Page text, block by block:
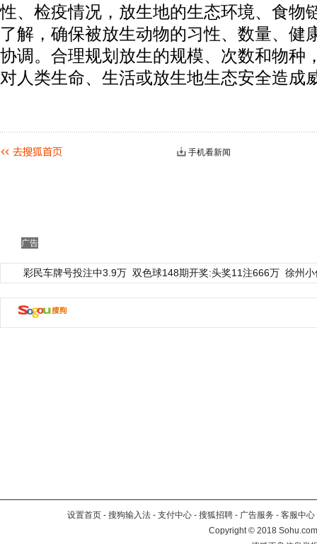
性、检疫情况，放生地的生态环境、食物
了解，确保被放生动物的习性、数量、健
协调。合理规划放生的规模、次数和物种
对人类生命、生活或放生地生态安全造成
手机看新闻
广告
彩民车牌号投注中3.9万 双色球148期开奖:头奖11注666万 徐州
设置首页 - 搜狗输入法 - 支付中心 - 搜狐招聘 - 广告服务 - 客服中心
Copyright©2018